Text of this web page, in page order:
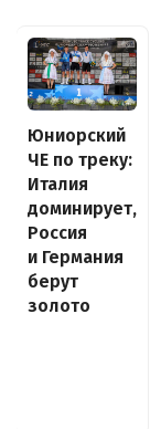
Юниорский
ЧЕ по треку:
Италия
доминирует,
Россия
и Германия
берут
золото